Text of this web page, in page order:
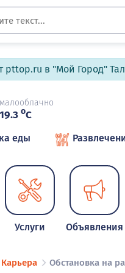
pttop.ru в "Мой Город"
малооблачно
19.3 oC
еды
Услуги Объявления
Обстановка на